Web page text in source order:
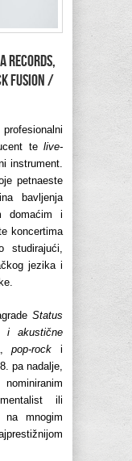
Records,
fusion /
te live-
instrument.
petnaeste
bavljenja
domaćim i
koncertima
studirajući,
jezika i
Status
i akustične
pop-rock i
pa nadalje,
ili
na mnogim